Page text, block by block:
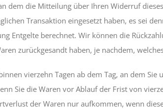
dem die Mitteilung über Ihren Widerruf
Transaktion eingesetzt haben, es sei
Entgelte berechnet. Wir können die
zurückgesandt haben, je nachdem,
vierzehn Tagen ab dem Tag, an dem
Sie die Waren vor Ablauf der Frist von
der Waren nur aufkommen, wenn